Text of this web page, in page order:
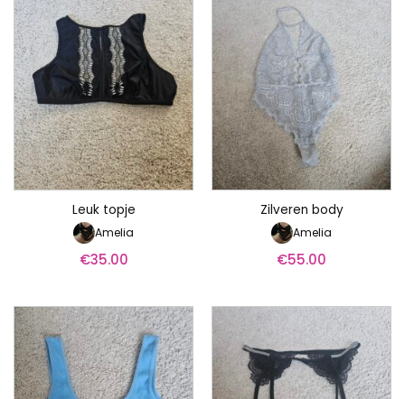
Leuk topje
Amelia
€35.00
Zilveren body
Amelia
€55.00